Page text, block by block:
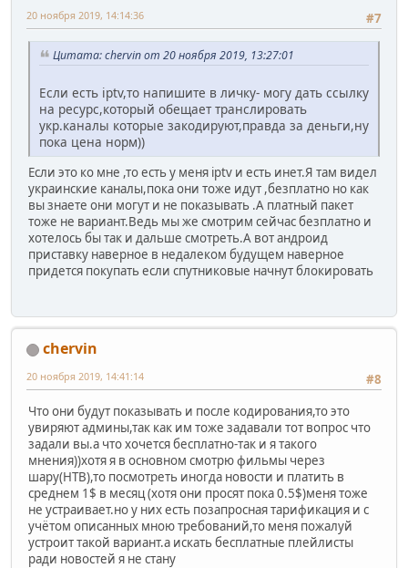
#7
20 ноября 2019, 14:14:36
Цитата: chervin от 20 ноября 2019, 13:27:01
Если есть iptv,то напишите в личку- могу дать ссылку
на ресурс,который обещает транслировать
укр.каналы которые закодируют,правда за деньги,ну
пока цена норм))
Если это ко мне ,то есть у меня iptv и есть инет.Я там видел
украинские каналы,пока они тоже идут ,безплатно но как
вы знаете они могут и не показывать .А платный пакет
тоже не вариант.Ведь мы же смотрим сейчас безплатно и
хотелось бы так и дальше смотреть.А вот андроид
приставку наверное в недалеком будущем наверное
придется покупать если спутниковые начнут блокировать
chervin
#8
20 ноября 2019, 14:41:14
Что они будут показывать и после кодирования,то это
увиряют админы,так как им тоже задавали тот вопрос что
задали вы.а что хочется бесплатно-так и я такого
мнения))хотя я в основном смотрю фильмы через
шару(НТВ),то посмотреть иногда новости и платить в
среднем 1$ в месяц (хотя они просят пока 0.5$)меня тоже
не устраивает.но у них есть позапросная тарификация и с
учётом описанных мною требований,то меня пожалуй
устроит такой вариант.а искать бесплатные плейлисты
ради новостей я не стану